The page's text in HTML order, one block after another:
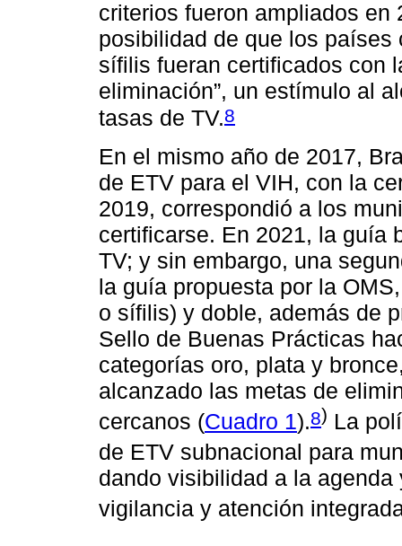
criterios fueron ampliados
posibilidad de que los
sífilis fueran certificados con
eliminación”, un estímulo al
tasas de TV.8
En el mismo año de 2017,
de ETV para el VIH, con la
2019, correspondió a los
certificarse. En 2021, la guía
TV; y sin embargo, una
la guía propuesta por la
o sífilis) y doble, además de
Sello de Buenas Prácticas
categorías oro, plata y
alcanzado las metas de
cercanos (Cuadro 1).8) La
de ETV subnacional para
dando visibilidad a la
vigilancia y atención